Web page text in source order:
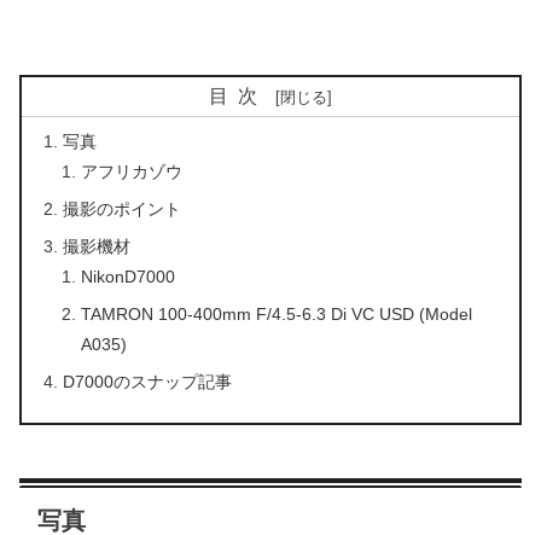
目次
写真
アフリカゾウ
撮影のポイント
撮影機材
NikonD7000
TAMRON 100-400mm F/4.5-6.3 Di VC USD (Model
A035)
D7000のスナップ記事
写真